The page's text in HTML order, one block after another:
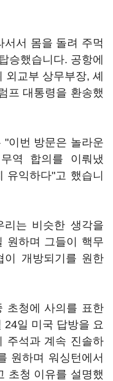
서서 몸을 돌려 주먹
승했습니다. 공항에
교부 상무부장, 셰
프 대통령을 환송했
이번 방문은 놀라운
역 합의를 이뤄냈
유익하다"고 했습니
는 비슷한 생각을
원하며 그들이 핵무
개방되기를 원한
초청에 사의를 표한
24일 미국 답방을 요
주석과 계속 진솔하
원하며 워싱턴에서
초청 이유를 설명했